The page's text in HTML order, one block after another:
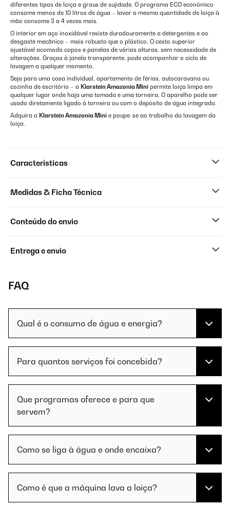
diferentes tipos de loiça e graus de sujidade. O programa ECO económico
consome menos de 10 litros de água – lavar a mesma quantidade de loiça à
mão consome 3 a 4 vezes mais.
O interior em aço inoxidável resiste duradouramente a detergentes e ao
desgaste mecânico – mais robusto que o plástico. O cesto superior
ajustável acomoda copos e panelas de várias alturas, sem necessidade de
alterações. Graças à janela transparente, pode acompanhar o ciclo de
lavagem a qualquer momento.
Seja para uma casa individual, apartamento de férias, autocaravana ou
cozinha de escritório – a Klarstein Amazonia Mini permite loiça limpa em
qualquer lugar onde haja uma tomada e uma torneira. O aparelho pode ser
usado diretamente ligado à torneira ou com o depósito de água integrado.
Adquira a Klarstein Amazonia Mini e poupe-se ao trabalho da lavagem da
loiça.
Características
Medidas & Ficha Técnica
Conteúdo do envio
Entrega e envio
FAQ
Qual é o consumo de água e energia?
Para quantos serviços foi concebida?
Que programas oferece e para que
servem?
Como se liga à água e onde encaixa?
Como é que a máquina lava a loiça?